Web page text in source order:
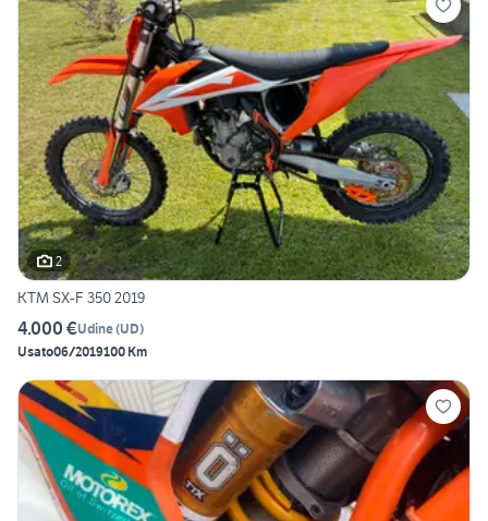
2
KTM SX-F 350 2019
4.000 €Udine(UD)
Usato06/2019100 Km